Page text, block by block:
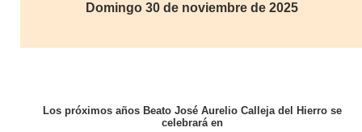
Domingo 30 de noviembre de 2025
Los próximos años Beato José Aurelio Calleja del Hierro se
celebrará en